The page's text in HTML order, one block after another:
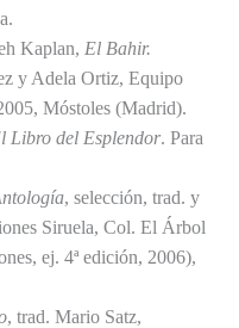
Kaplan, El Bahir.
y Adela Ortiz, Equipo
Móstoles (Madrid).
Libro del Esplendor. Para
, selección, trad. y
Siruela, Col. El Árbol
ej. 4ª edición, 2006),
, trad. Mario Satz,